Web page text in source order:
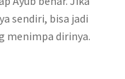
sendiri, bisa jadi
menimpa dirinya.